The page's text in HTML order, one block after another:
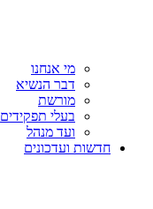
מי אנחנו
דבר הנשיא
מורשת
בעלי תפקידים
ועד מנהל
חדשות ועדכונים